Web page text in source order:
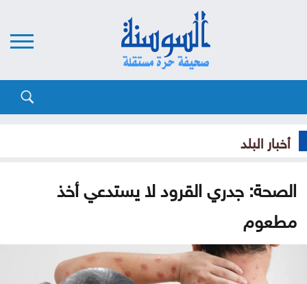
أخبار البلد
الصحة: جدري القرود لا يستدعي أخذ
مطعوم